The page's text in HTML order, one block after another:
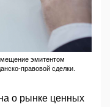
эмитентом
правовой сделки.
о рынке ценных